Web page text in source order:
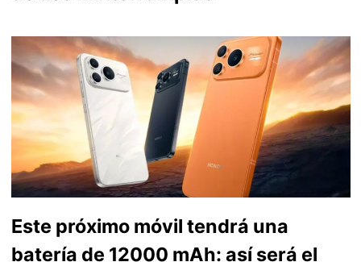
Este próximo móvil tendrá una
batería de 12000 mAh: así será el